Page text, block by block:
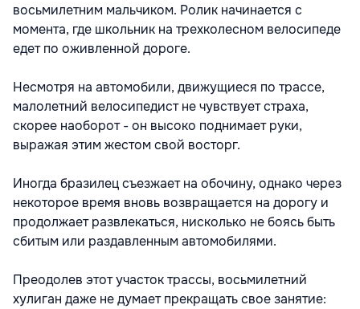
восьмилетним мальчиком. Ролик начинается с
момента, где школьник на трехколесном велосипеде
едет по оживленной дороге.
Несмотря на автомобили, движущиеся по трассе,
малолетний велосипедист не чувствует страха,
скорее наоборот - он высоко поднимает руки,
выражая этим жестом свой восторг.
Иногда бразилец съезжает на обочину, однако через
некоторое время вновь возвращается на дорогу и
продолжает развлекаться, нисколько не боясь быть
сбитым или раздавленным автомобилями.
Преодолев этот участок трассы, восьмилетний
хулиган даже не думает прекращать свое занятие: